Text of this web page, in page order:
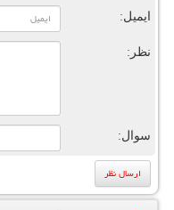
ایمیل:
نظر:
سوال: